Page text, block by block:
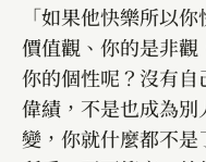
「如果他快樂所以
價值觀、你的是非觀
你的個性呢？沒有
偉績，不是也成為
變，你就什麼都不